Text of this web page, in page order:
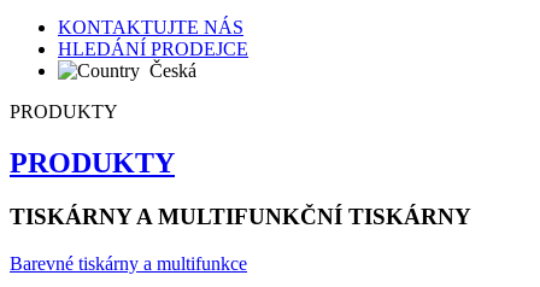
KONTAKTUJTE NÁS
HLEDÁNÍ PRODEJCE
Česká
PRODUKTY
PRODUKTY
TISKÁRNY A MULTIFUNKČNÍ TISKÁRNY
Barevné tiskárny a multifunkce